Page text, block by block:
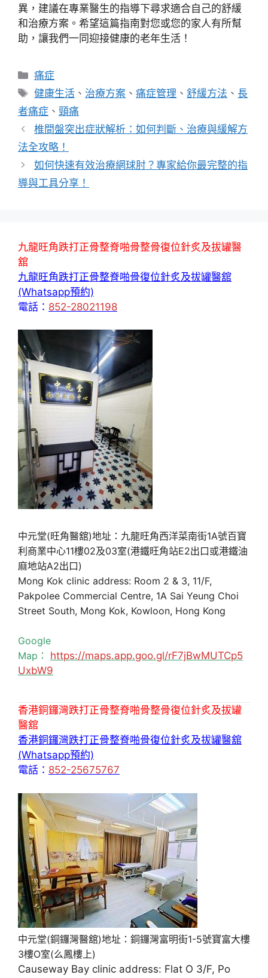
異，建議在專業醫生的指導下尋求適合自己的舒緩
和治療方案。希望這篇指南對您或您的家人有所幫
助，讓我們一同迎接健康的老年生活！
分
類
痛症
標
籤
健康生活 、 治療方案 、痛症管理 、舒緩方法 、長
者痛症 、 頸痛
椎間盤突出症狀解析：如何判斷、治療與緩解方
法全攻略！
如何快速有效治療網球肘？專家給你最完整的指
導與工具分享！
九龍旺角跌打正骨整脊啪骨整骨復位針炙及拔罐醫
舘
九龍旺角跌打正骨整脊啪骨復位針炙及拔罐醫舘
(Whatsapp預約)
電話： 852-28021198
中元堂(旺角醫舘)地址：九龍旺角西洋菜南街1A號百寶
利商業中心11樓02及03室(港鐵旺角站E2出口或港鐵油
麻地站A2出口)
Mong Kok clinic address: Room 2 & 3, 11/F,
Pakpolee Commercial Centre, 1A Sai Yeung Choi
Street South, Mong Kok, Kowloon, Hong Kong
Google
Map： https://maps.app.goo.gl/rF7jBwMUTCp5
UxbW9
香港銅鑼灣跌打正骨整脊啪骨整骨復位針炙及拔罐
醫舘
香港銅鑼灣跌打正骨整脊啪骨復位針炙及拔罐醫舘
(Whatsapp預約)
電話： 852-25675767
中元堂(銅鑼灣醫舘)地址：銅鑼灣富明街1-5號寶富大樓
3樓O室(么鳳樓上)
Causeway Bay clinic address: Flat O 3/F, Po